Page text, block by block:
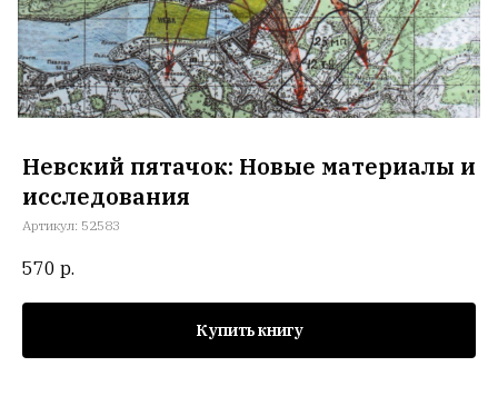
Невский пятачок: Новые материалы и
исследования
Артикул: 52583
570 р.
Купить книгу